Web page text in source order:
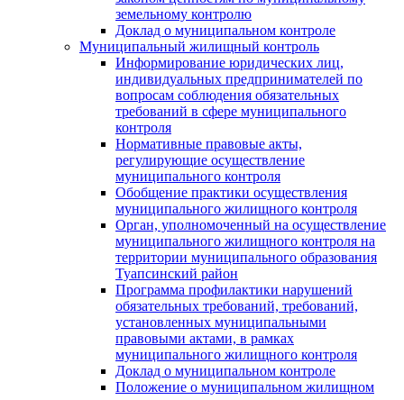
земельному контролю
Доклад о муниципальном контроле
Муниципальный жилищный контроль
Информирование юридических лиц,
индивидуальных предпринимателей по
вопросам соблюдения обязательных
требований в сфере муниципального
контроля
Нормативные правовые акты,
регулирующие осуществление
муниципального контроля
Обобщение практики осуществления
муниципального жилищного контроля
Орган, уполномоченный на осуществление
муниципального жилищного контроля на
территории муниципального образования
Туапсинский район
Программа профилактики нарушений
обязательных требований, требований,
установленных муниципальными
правовыми актами, в рамках
муниципального жилищного контроля
Доклад о муниципальном контроле
Положение о муниципальном жилищном